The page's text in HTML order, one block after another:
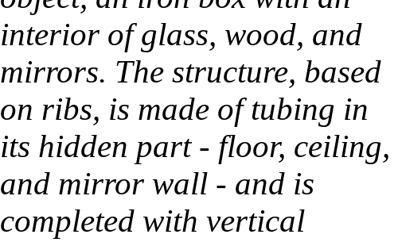
interior of glass, wood, and
mirrors. The structure, based
on ribs, is made of tubing in
its hidden part - floor, ceiling,
and mirror wall - and is
completed with vertical